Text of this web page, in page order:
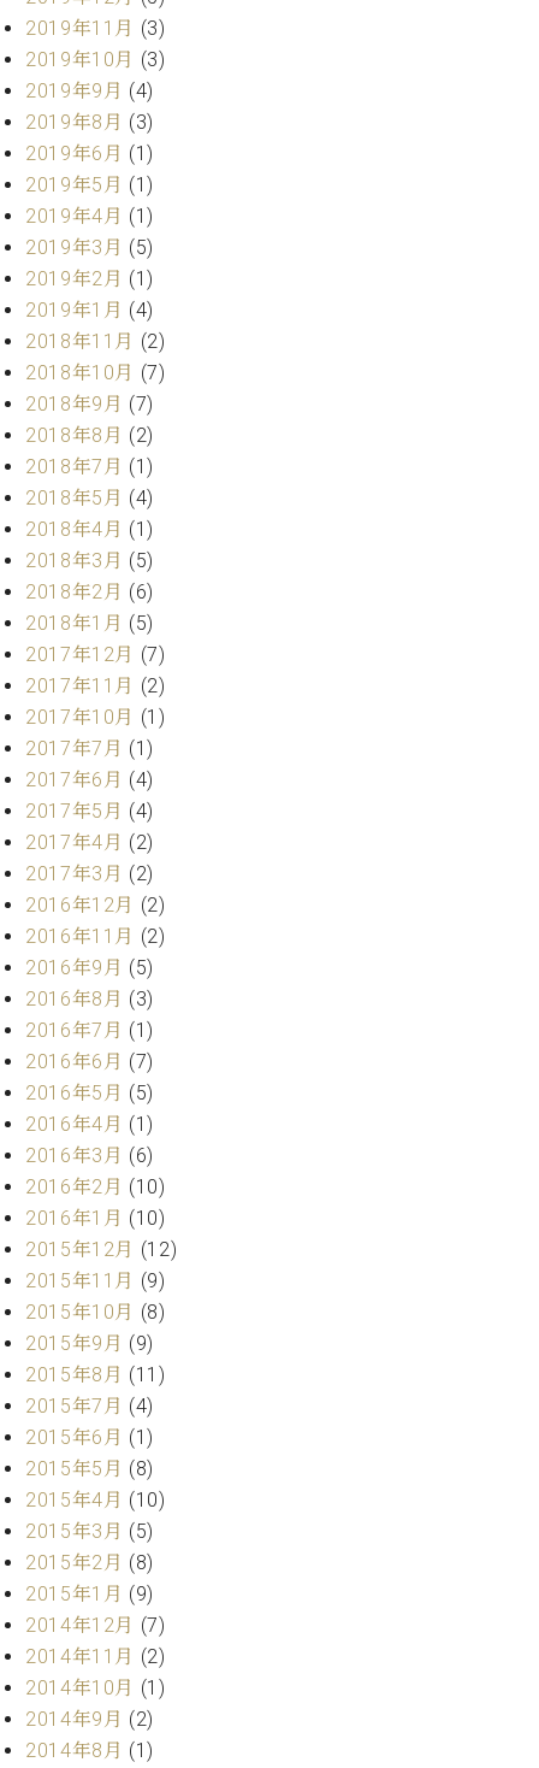
W.
ホ
フ
マ
ン
プ
ロ
フ
ェ
ッ
シ
ョ
ナ
ル
W.
ホ
フ
マ
ン
ト
ラ
デ
ィ
シ
ョ
ン
W.
ホ
フ
マ
ン
ヴ
ィ
ジ
ョ
ン
C.BECHSTEIN
Digital(ベ
ヒ
シ
ュ
タ
イ
ン
デ
ジ
タ
ル)
内
(PDF)
問
い
合
わ
せ
本
：
八
王
・
技
術
営
業
セ
ン
タ
ス
ッ
フ
ご
挨
拶
術
者
紹
介
展示
情報
【ユ
ーロ
ピア
ノ特
選中
古】
ベ
ン
ト
情
報
八
子
工
房
ブ
ロ
ア
ク
セ
ス
お
問
2019年11月 (3)
2019年10月 (3)
2019年9月 (4)
2019年8月 (3)
2019年6月 (1)
2019年5月 (1)
2019年4月 (1)
2019年3月 (5)
2019年2月 (1)
2019年1月 (4)
2018年11月 (2)
2018年10月 (7)
2018年9月 (7)
2018年8月 (2)
2018年7月 (1)
2018年5月 (4)
2018年4月 (1)
2018年3月 (5)
2018年2月 (6)
2018年1月 (5)
2017年12月 (7)
2017年11月 (2)
2017年10月 (1)
2017年7月 (1)
2017年6月 (4)
2017年5月 (4)
2017年4月 (2)
2017年3月 (2)
2016年12月 (2)
2016年11月 (2)
2016年9月 (5)
2016年8月 (3)
2016年7月 (1)
2016年6月 (7)
2016年5月 (5)
2016年4月 (1)
2016年3月 (6)
2016年2月 (10)
2016年1月 (10)
2015年12月 (12)
2015年11月 (9)
2015年10月 (8)
2015年9月 (9)
2015年8月 (11)
2015年7月 (4)
2015年6月 (1)
2015年5月 (8)
2015年4月 (10)
2015年3月 (5)
2015年2月 (8)
2015年1月 (9)
2014年12月 (7)
2014年11月 (2)
2014年10月 (1)
2014年9月 (2)
2014年8月 (1)